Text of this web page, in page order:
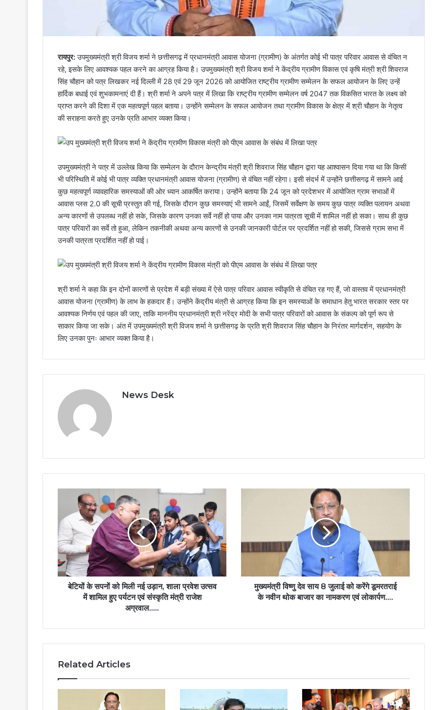
रायपुर:उपमुख्यमंत्री श्री विजय शर्मा ने छत्तीसगढ़ में प्रधानमंत्री आवास योजना (ग्रामीण) के अंतर्गत कोई भी पात्र परिवार आवास से वंचित न
रहे, इसके लिए आवश्यक पहल करने का आग्रह किया है। उपमुख्यमंत्री श्री विजय शर्मा ने केंद्रीय ग्रामीण विकास एवं कृषि मंत्री श्री शिवराज
सिंह चौहान को पत्र लिखकर नई दिल्ली में 28 एवं 29 जून 2026 को आयोजित राष्ट्रीय ग्रामीण सम्मेलन के सफल आयोजन के लिए उन्हें
हार्दिक बधाई एवं शुभकामनाएं दी हैं। श्री शर्मा ने अपने पत्र में लिखा कि राष्ट्रीय ग्रामीण सम्मेलन वर्ष 2047 तक विकसित भारत के लक्ष्य को
प्राप्त करने की दिशा में एक महत्वपूर्ण पहल बताया। उन्होंने सम्मेलन के सफल आयोजन तथा ग्रामीण विकास के क्षेत्र में श्री चौहान के नेतृत्व
की सराहना करते हुए उनके प्रति आभार व्यक्त किया।
उपमुख्यमंत्री ने पत्र में उल्लेख किया कि सम्मेलन के दौरान केन्द्रीय मंत्री श्री शिवराज सिंह चौहान द्वारा यह आश्वासन दिया गया था कि किसी
भी परिस्थिति में कोई भी पात्र व्यक्ति प्रधानमंत्री आवास योजना (ग्रामीण) से वंचित नहीं रहेगा। इसी संदर्भ में उन्होंने छत्तीसगढ़ में सामने आई
कुछ महत्वपूर्ण व्यावहारिक समस्याओं की ओर ध्यान आकर्षित कराया। उन्होंने बताया कि 24 जून को प्रदेशभर में आयोजित ग्राम सभाओं में
आवास प्लस 2.0 की सूची प्रस्तुत की गई, जिसके दौरान कुछ समस्याएं भी सामने आईं, जिसमें सर्वेक्षण के समय कुछ पात्र व्यक्ति पलायन अथवा
अन्य कारणों से उपलब्ध नहीं हो सके, जिसके कारण उनका सर्वे नहीं हो पाया और उनका नाम पात्रता सूची में शामिल नहीं हो सका। साथ ही कुछ
पात्र परिवारों का सर्वे तो हुआ, लेकिन तकनीकी अथवा अन्य कारणों से उनकी जानकारी पोर्टल पर प्रदर्शित नहीं हो सकी, जिससे ग्राम सभा में
उनकी पात्रता प्रदर्शित नहीं हो पाई।
श्री शर्मा ने कहा कि इन दोनों कारणों से प्रदेश में बड़ी संख्या में ऐसे पात्र परिवार आवास स्वीकृति से वंचित रह गए हैं, जो वास्तव में प्रधानमंत्री
आवास योजना (ग्रामीण) के लाभ के हकदार हैं। उन्होंने केंद्रीय मंत्री से आग्रह किया कि इन समस्याओं के समाधान हेतु भारत सरकार स्तर पर
आवश्यक निर्णय एवं पहल की जाए, ताकि माननीय प्रधानमंत्री श्री नरेंद्र मोदी के सभी पात्र परिवारों को आवास के संकल्प को पूर्ण रूप से
साकार किया जा सके। अंत में उपमुख्यमंत्री श्री विजय शर्मा ने छत्तीसगढ़ के प्रति श्री शिवराज सिंह चौहान के निरंतर मार्गदर्शन, सहयोग के
लिए उनका पुनः आभार व्यक्त किया है।
News Desk
सपनों
को
मिली
नई
उड़ान,
शाला
प्रवेश
उत्सव
पर्यटन
राजेश
अग्रवाल…..
बेटियों के सपनों को मिली नई उड़ान, शाला प्रवेश उत्सव
में शामिल हुए पर्यटन एवं संस्कृति मंत्री राजेश
अग्रवाल…..
जुलाई
को
डूमरतराई
का
मुख्यमंत्री विष्णु देव साय 8 जुलाई को करेंगे डूमरतराई
के नवीन थोक बाजार का नामकरण एवं लोकार्पण….
Related Articles